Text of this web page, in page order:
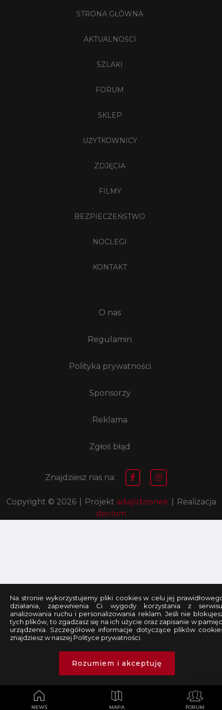
NEWS MAPA FORUM
STRONA GŁÓWNA
AKTUALNOŚCI
SZLAKI
FORUM
SKLEP
UŻYTKOWNICY
ZDJĘCIA
FILMY
BEZPIECZEŃSTWO
NOCLEGI
KONTAKT
O nas
Regulamin
Polityka prywatności
Sponsorzy
Reklama
Zgłoś błąd
Znajdziesz nas na:
Copyright © 2026 Projekt adajlidzionek
Realizacja
devlom
Na stronie wykorzystujemy pliki cookies w celu jej
działania, zapewnienia Ci wygody korzystania z
analizowania ruchu i personalizowania reklam. Jeśli nie
tych plików, to zgadzasz się na ich użycie oraz zapisanie w
urządzenia. Szczegółowe informacje dotyczące plików
znajdziesz w naszej Polityce prywatności.
Rozumiem i akceptuję